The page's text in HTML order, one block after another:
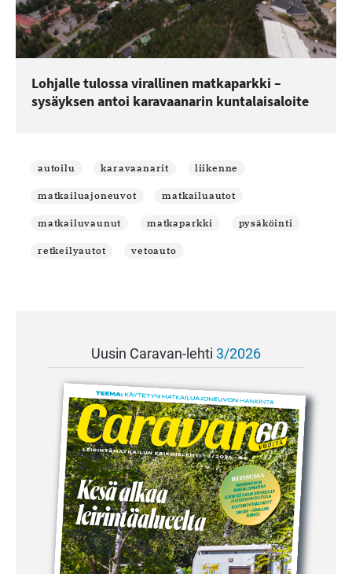
Lohjalle tulossa virallinen matkaparkki –
sysäyksen antoi karavaanarin kuntalaisaloite
autoilu karavaanarit liikenne
matkailuajoneuvot matkailuautot
matkailuvaunut matkaparkki pysäköinti
retkeilyautot vetoauto
Uusin Caravan-lehti 3/2026